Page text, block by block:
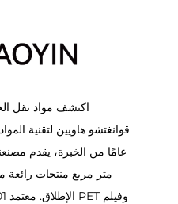
اكتشف مواد نقل